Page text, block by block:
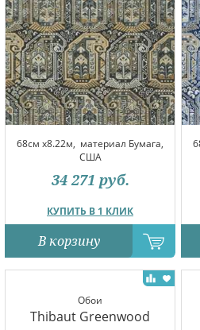
68см x8.22м, материал Бумага,
США
КУПИТЬ В 1 КЛИК
34 271 руб.
В корзину
Обои
Thibaut Greenwood